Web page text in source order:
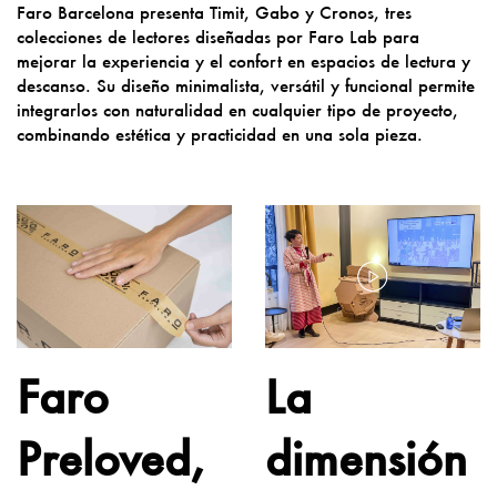
Faro Barcelona presenta Timit, Gabo y Cronos, tres
colecciones de lectores diseñadas por Faro Lab para
mejorar la experiencia y el confort en espacios de lectura y
descanso. Su diseño minimalista, versátil y funcional permite
integrarlos con naturalidad en cualquier tipo de proyecto,
combinando estética y practicidad en una sola pieza.
Faro
Preloved,
La
dimensión